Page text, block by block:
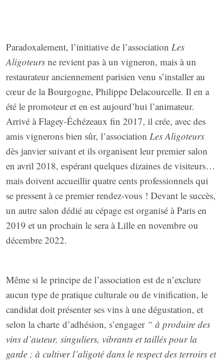
Paradoxalement, l’initiative de l’association Les
Aligoteurs ne revient pas à un vigneron, mais à un
restaurateur anciennement parisien venu s’installer au
cœur de la Bourgogne, Philippe Delacourcelle. Il en a
été le promoteur et en est aujourd’hui l’animateur.
Arrivé à Flagey-Échézeaux fin 2017, il crée, avec des
amis vignerons bien sûr, l’association Les Aligoteurs
dès janvier suivant et ils organisent leur premier salon
en avril 2018, espérant quelques dizaines de visiteurs…
mais doivent accueillir quatre cents professionnels qui
se pressent à ce premier rendez-vous ! Devant le succès,
un autre salon dédié au cépage est organisé à Paris en
2019 et un prochain le sera à Lille en novembre ou
décembre 2022.
Même si le principe de l’association est de n’exclure
aucun type de pratique culturale ou de vinification, le
candidat doit présenter ses vins à une dégustation, et
selon la charte d’adhésion, s’engager “ à produire des
vins d’auteur, singuliers, vibrants et taillés pour la
garde ; à cultiver l’aligoté dans le respect des terroirs et